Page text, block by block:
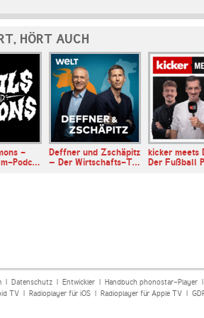
HÖRT AUCH
-
Podc…
Deffner und Zschäpitz
– Der Wirtschafts-T…
kicker meets
Der Fußball
| Datenschutz| Entwickler| Handbuch phonostar-Player|
TV| Radioplayer für iOS| Radioplayer für Apple TV|